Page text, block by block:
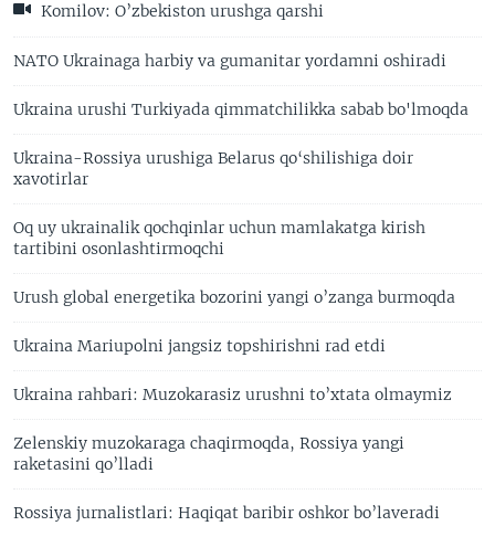
Komilov: O’zbekiston urushga qarshi
NATO Ukrainaga harbiy va gumanitar yordamni oshiradi
Ukraina urushi Turkiyada qimmatchilikka sabab bo'lmoqda
Ukraina-Rossiya urushiga Belarus qo‘shilishiga doir
xavotirlar
Oq uy ukrainalik qochqinlar uchun mamlakatga kirish
tartibini osonlashtirmoqchi
Urush global energetika bozorini yangi o’zanga burmoqda
Ukraina Mariupolni jangsiz topshirishni rad etdi
Ukraina rahbari: Muzokarasiz urushni to’xtata olmaymiz
Zelenskiy muzokaraga chaqirmoqda, Rossiya yangi
raketasini qo’lladi
Rossiya jurnalistlari: Haqiqat baribir oshkor bo’laveradi